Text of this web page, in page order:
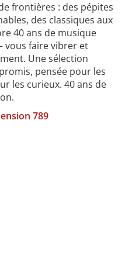
frontières : des pépites
des classiques aux
40 ans de musique
vous faire vibrer et
Une sélection
pensée pour les
les curieux. 40 ans de
789